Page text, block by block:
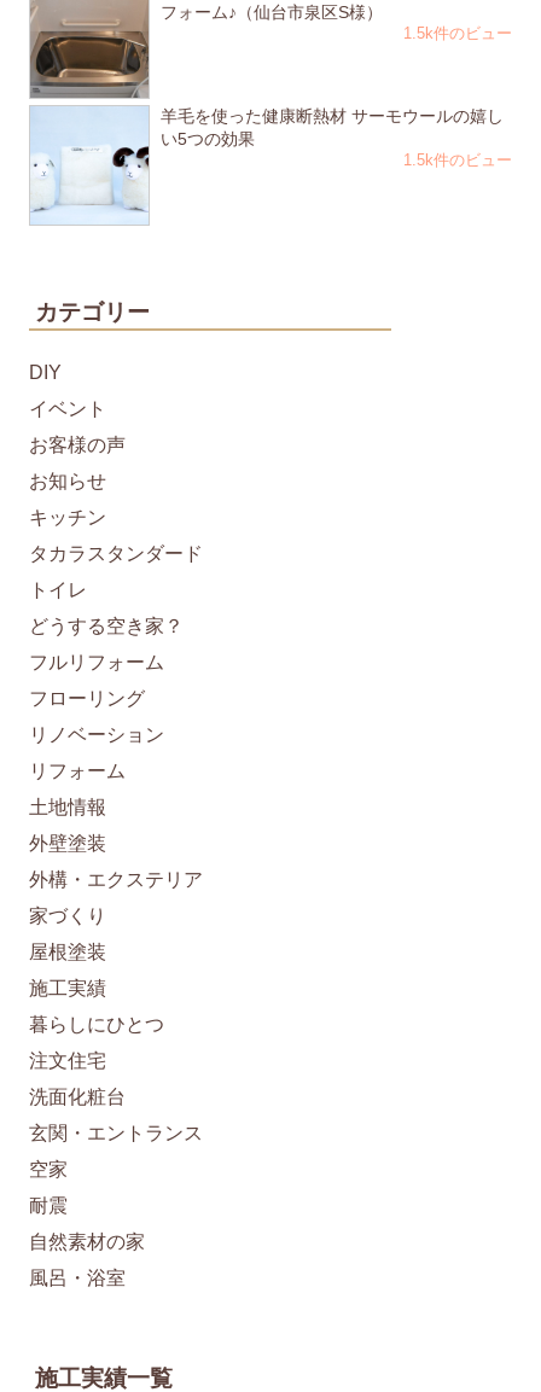
フォーム♪（仙台市泉区S様）
1.5k件のビュー
羊毛を使った健康断熱材 サーモウールの嬉し
い5つの効果
1.5k件のビュー
カテゴリー
DIY
イベント
お客様の声
お知らせ
キッチン
タカラスタンダード
トイレ
どうする空き家？
フルリフォーム
フローリング
リノベーション
リフォーム
土地情報
外壁塗装
外構・エクステリア
家づくり
屋根塗装
施工実績
暮らしにひとつ
注文住宅
洗面化粧台
玄関・エントランス
空家
耐震
自然素材の家
風呂・浴室
施工実績一覧